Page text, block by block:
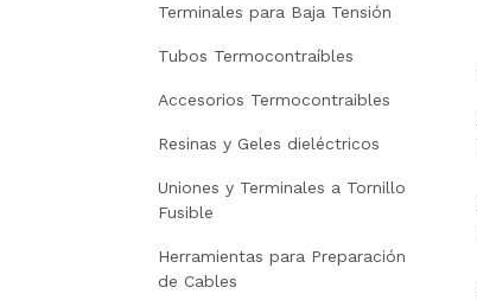
Terminales para Baja Tensión
Tubos Termocontraíbles
Accesorios Termocontraibles
Resinas y Geles dieléctricos
Uniones y Terminales a Tornillo
Fusible
Herramientas para Preparación
de Cables